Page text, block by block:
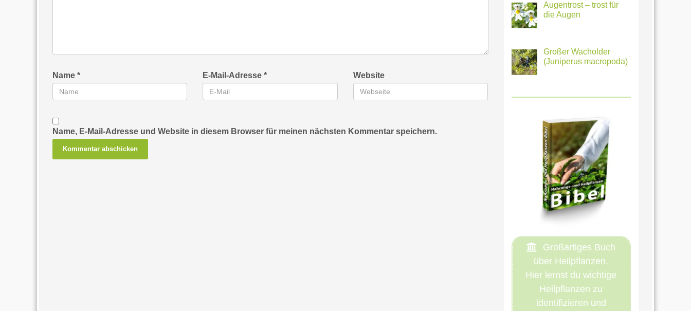
Name * E-Mail-Adresse* Website
Name, E-Mail-Adresse und Website in diesem Browser für meinen nächsten Kommentar speichern.
Augentrost – trost für
die Augen
Großer Wacholder
(Juniperus macropoda)
Großartiges Buch
über Heilpflanzen.
Hier lernst du wichtige
Heilpflanzen zu
identifizieren und